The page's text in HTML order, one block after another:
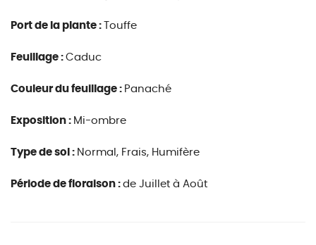
Port de la plante : Touffe
Feuillage : Caduc
Couleur du feuillage : Panaché
Exposition : Mi-ombre
Type de sol : Normal, Frais, Humifère
Période de floraison : de Juillet à Août